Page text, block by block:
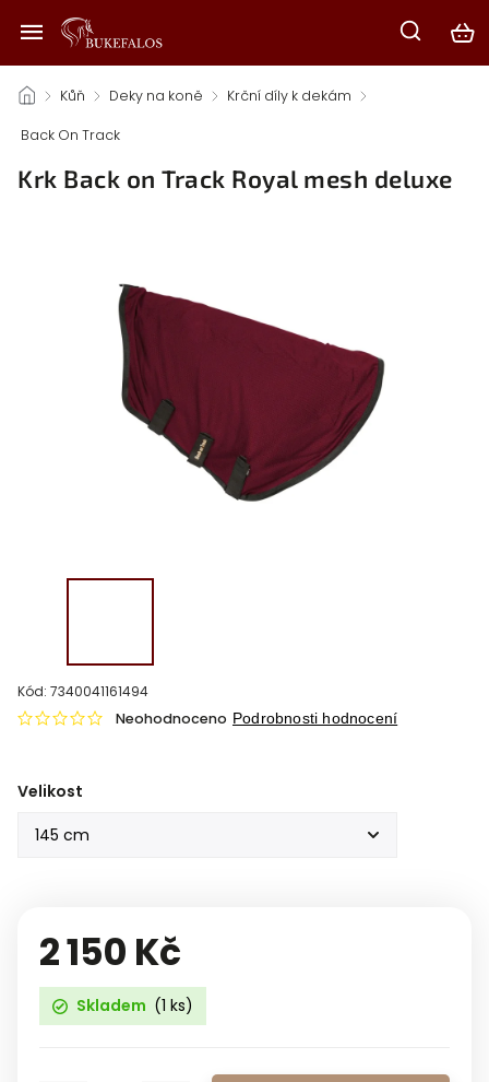
/ Kůň / Deky na koně / Krční díly k dekám /
Back On Track
Krk Back on Track Royal mesh deluxe
Kód: 7340041161494
Neohodnoceno Podrobnosti hodnocení
Velikost
2 150 Kč
Skladem (1 ks)